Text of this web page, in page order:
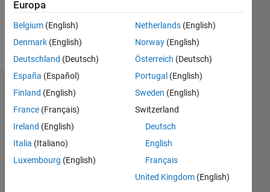
Follow
Dashboard
M…
Europa
Belgium (English)
Denmark (English)
Deutschland (Deutsch)
España (Español)
Finland (English)
France (Français)
Ireland (English)
Italia (Italiano)
Luxembourg (English)
Netherlands(English)
Norway(English)
Österreich (Deutsch)
Portugal (English)
Sweden (English)
Switzerland
Deutsch
English
Français
United Kingdom(English)